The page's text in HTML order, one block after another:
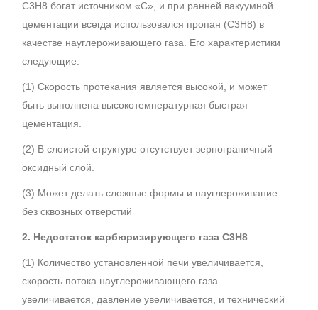
C3H8 богат источником «C», и при ранней вакуумной
цементации всегда использовался пропан (C3H8) в
качестве науглероживающего газа. Его характеристики
следующие:
(1) Скорость протекания является высокой, и может
быть выполнена высокотемпературная быстрая
цементация.
(2) В слоистой структуре отсутствует зернограничный
оксидный слой.
(3) Может делать сложные формы и науглероживание
без сквозных отверстий
2. Недостаток карбюризирующего газа C3H8
(1) Количество установленной печи увеличивается,
скорость потока науглероживающего газа
увеличивается, давление увеличивается, и технический